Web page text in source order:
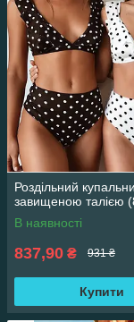
Роздільний
завищеною талією
В наявності
837,90 ₴ 931 ₴
Купити